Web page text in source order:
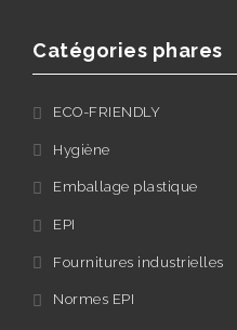
Catégories phares
ECO-FRIENDLY
Hygiène
Emballage plastique
EPI
Fournitures industrielles
Normes EPI